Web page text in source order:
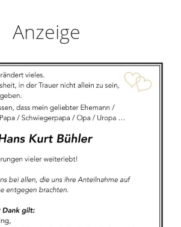
Anzeige